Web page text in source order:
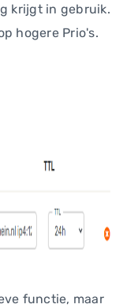
krijgt in gebruik.
hogere Prio's.
functie, maar